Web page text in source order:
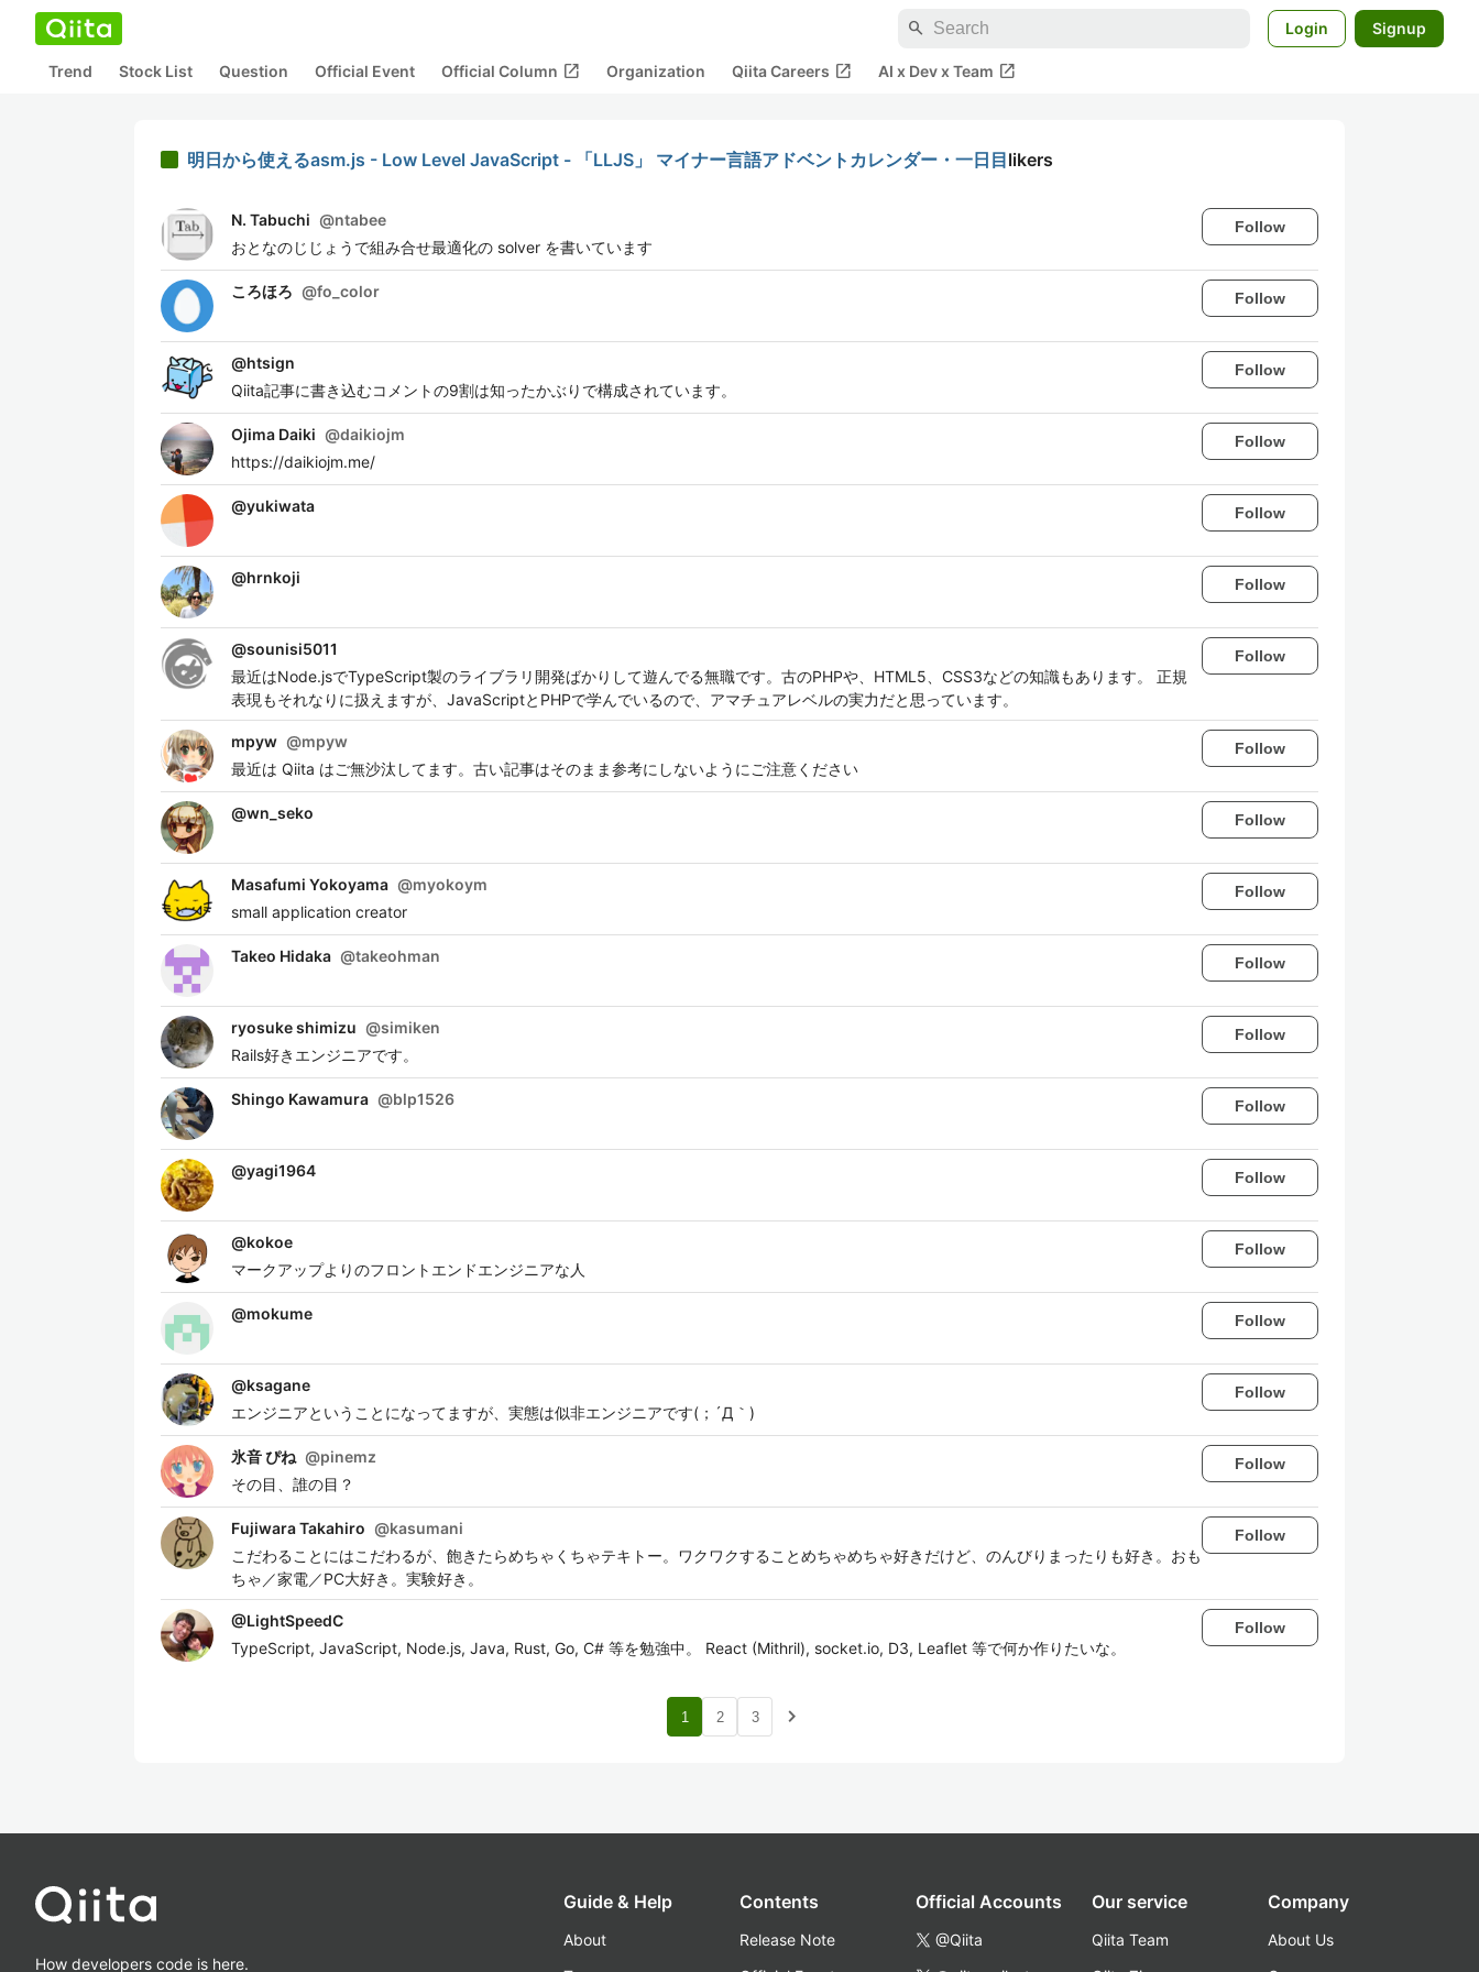
search Login Signup
Trend Stock List Question Official Event Official Column open_in_new Organization Qiita Careers open_in_new AI x Dev x Team open_in_new
明日から使えるasm.js - Low Level JavaScript - 「LLJS」 マイナー言語アドベントカレンダー・一日目likers
N. Tabuchi @ntabee
おとなのじじょうで組み合せ最適化の solver を書いています
Follow
ころほろ @fo_color Follow
@htsign
Qiita記事に書き込むコメントの9割は知ったかぶりで構成されています。
Follow
Ojima Daiki @daikiojm
https://daikiojm.me/
Follow
@yukiwata Follow
@hrnkoji Follow
@sounisi5011
最近はNode.jsでTypeScript製のライブラリ開発ばかりして遊んでる無職です。古のPHPや、HTML5、CSS3などの知識もあります。 正規
表現もそれなりに扱えますが、JavaScriptとPHPで学んでいるので、アマチュアレベルの実力だと思っています。
Follow
mpyw @mpyw
最近は Qiita はご無沙汰してます。古い記事はそのまま参考にしないようにご注意ください
Follow
@wn_seko Follow
Masafumi Yokoyama @myokoym
small application creator
Follow
Takeo Hidaka @takeohman Follow
ryosuke shimizu @simiken
Rails好きエンジニアです。
Follow
Shingo Kawamura @blp1526 Follow
@yagi1964 Follow
@kokoe
マークアップよりのフロントエンドエンジニアな人
Follow
@mokume Follow
@ksagane
エンジニアということになってますが、実態は似非エンジニアです(；´Д｀)
Follow
氷音 ぴね @pinemz
その目、誰の目？
Follow
Fujiwara Takahiro @kasumani
こだわることにはこだわるが、飽きたらめちゃくちゃテキトー。ワクワクすることめちゃめちゃ好きだけど、のんびりまったりも好き。おも
ちゃ／家電／PC大好き。実験好き。
Follow
@LightSpeedC
TypeScript, JavaScript, Node.js, Java, Rust, Go, C# 等を勉強中。 React (Mithril), socket.io, D3, Leaflet 等で何か作りたいな。
Follow
1 2 3 navigate_next
How developers code is here.
Guide & Help
About
Contents
Release Note
Official Accounts
@Qiita
Our service
Qiita Team
Company
About Us